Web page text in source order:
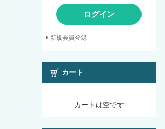
ログイン
新規会員登録
カート
カートは空です